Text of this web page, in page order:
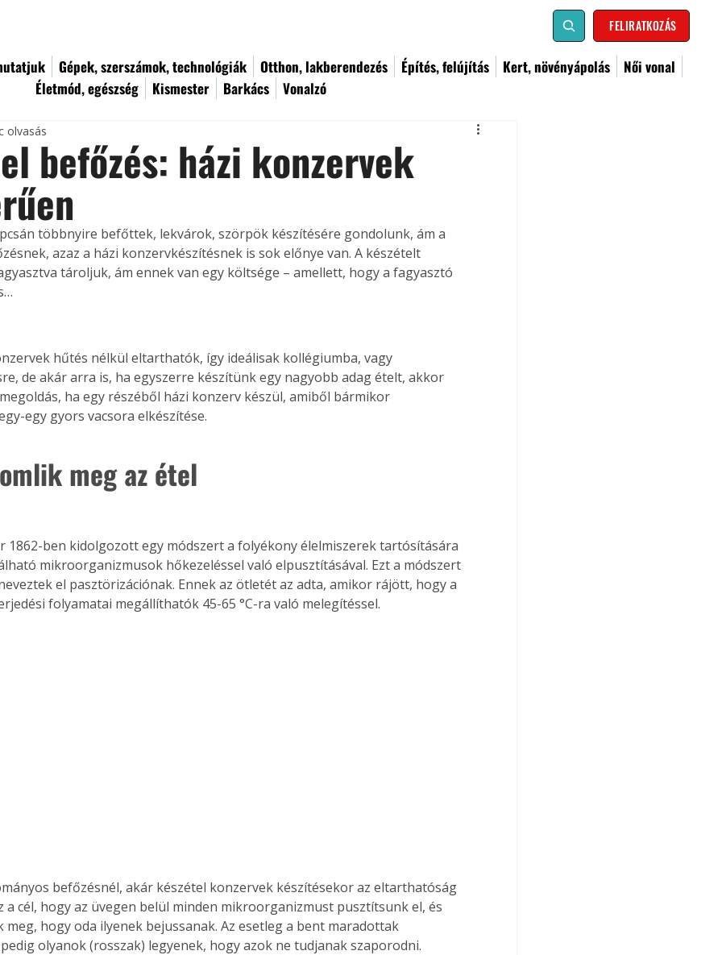
FELIRATKOZÁS
Gépek, szerszámok, technológiák Otthon, lakberendezés Építés, felújítás Kert, növényápolás
Női vonal
Életmód, egészség
Kismester Barkács Vonalzó
befőzés: házi konzervek
olvasás
többnyire befőttek, lekvárok, szörpök készítésére gondolunk, ám a
azaz a házi konzervkészítésnek is sok előnye van. A készételt
tároljuk, ám ennek van egy költsége – amellett, hogy a fagyasztó
hűtés nélkül eltarthatók, így ideálisak kollégiumba, vagy
de akár arra is, ha egyszerre készítünk egy nagyobb adag ételt, akkor
ha egy részéből házi konzerv készül, amiből bármikor
egy gyors vacsora elkészítése.
meg az étel
1862-ben kidolgozott egy módszert a folyékony élelmiszerek tartósítására
mikroorganizmusok hőkezeléssel való elpusztításával. Ezt a módszert
el pasztörizációnak. Ennek az ötletét az adta, amikor rájött, hogy a
folyamatai megállíthatók 45-65 °C-ra való melegítéssel.
befőzésnél, akár készétel konzervek készítésekor az eltarthatóság
a cél, hogy az üvegen belül minden mikroorganizmust pusztítsunk el, és
meg, hogy oda ilyenek bejussanak. Az esetleg a bent maradottak
olyanok (rosszak) legyenek, hogy azok ne tudjanak szaporodni.